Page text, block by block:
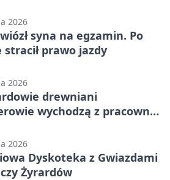
2026
syna na egzamin. Po
stracił prawo jazdy
2026
drewniani
wychodzą z pracowni
2026
Dyskoteka z Gwiazdami
Żyrardów